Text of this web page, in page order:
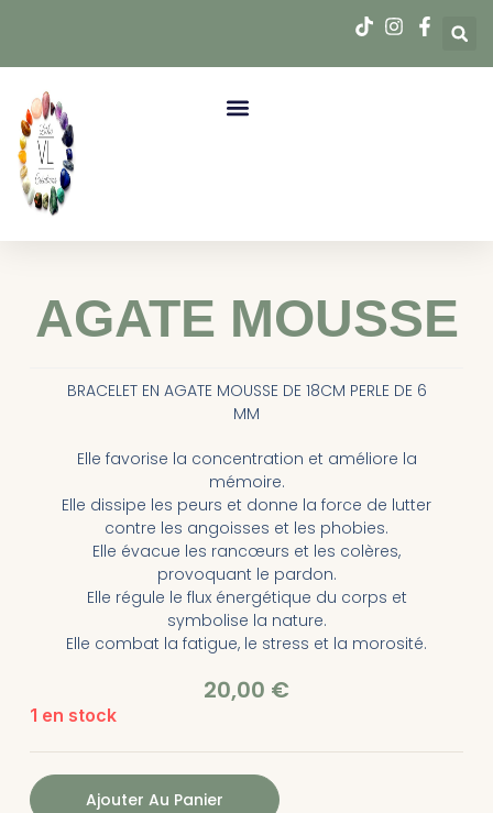
AGATE MOUSSE
BRACELET EN AGATE MOUSSE DE 18CM PERLE DE 6
MM
Elle favorise la concentration et améliore la
mémoire.
Elle dissipe les peurs et donne la force de lutter
contre les angoisses et les phobies.
Elle évacue les rancœurs et les colères,
provoquant le pardon.
Elle régule le flux énergétique du corps et
symbolise la nature.
Elle combat la fatigue, le stress et la morosité.
20,00 €
1 en stock
Ajouter Au Panier